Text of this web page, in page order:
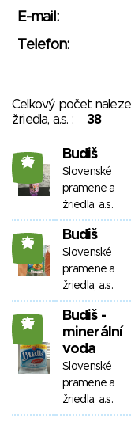
E-mail:
Telefon:
Celkový počet
žriedla, a.s. : 38
25 Budiš
Slovenské
pramene a
žriedla, a.s.
25 Budiš
Slovenské
pramene a
žriedla, a.s.
25
Budiš -
minerální
voda
Slovenské
pramene a
žriedla, a.s.